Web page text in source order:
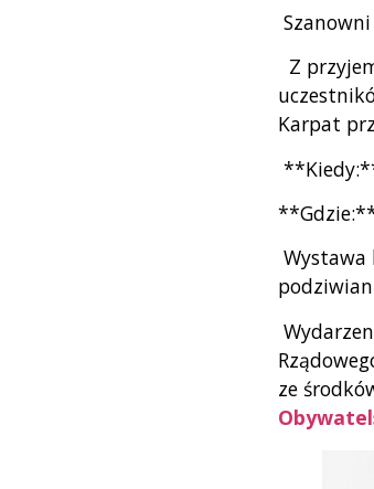
Z
Karpat
Wystawa
ze